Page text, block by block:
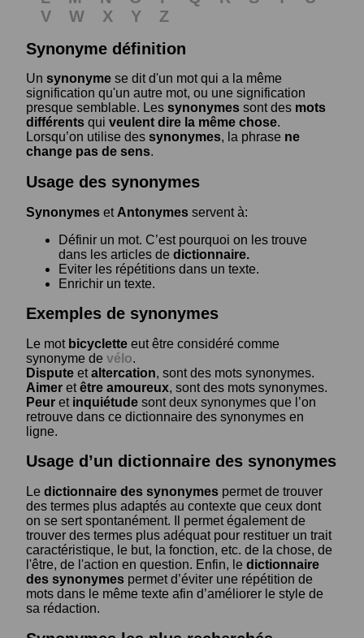
V
W X Y
Z
Synonyme définition
Un synonyme se dit d'un mot qui a la même
signification qu'un autre mot, ou une signification
presque semblable. Les synonymes sont des mots
différents qui veulent dire la même chose.
Lorsqu’on utilise des synonymes, la phrase ne
change pas de sens.
Usage des synonymes
Synonymes et Antonymes servent à:
Définir un mot. C’est pourquoi on les trouve
dans les articles de dictionnaire.
Eviter les répétitions dans un texte.
Enrichir un texte.
Exemples de synonymes
Le mot bicyclette eut être considéré comme
synonyme de vélo.
Dispute etaltercation, sont des mots synonymes.
Aimer etêtre amoureux, sont des mots synonymes.
Peur et inquiétude sont deux synonymes que l’on
retrouve dans ce dictionnaire des synonymes en
ligne.
Usage d’un dictionnaire des synonymes
Le dictionnaire des synonymes permet de trouver
des termes plus adaptés au contexte que ceux dont
on se sert spontanément. Il permet également de
trouver des termes plus adéquat pour restituer un trait
caractéristique, le but, la fonction, etc. de la chose, de
l'être, de l'action en question. Enfin, le dictionnaire
des synonymes permet d’éviter une répétition de
mots dans le même texte afin d’améliorer le style de
sa rédaction.